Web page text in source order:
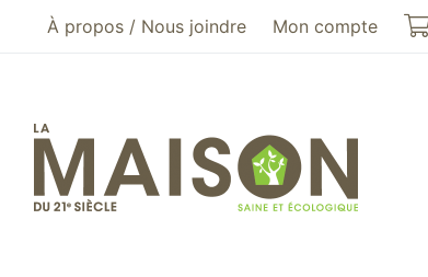
Aller au menu principal
Aller au contenu principal
À propos / Nous joindre Mon compte